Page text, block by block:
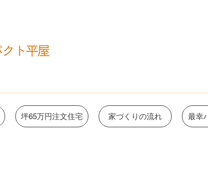
坪65万円注文住宅 家づくりの流れ 最幸